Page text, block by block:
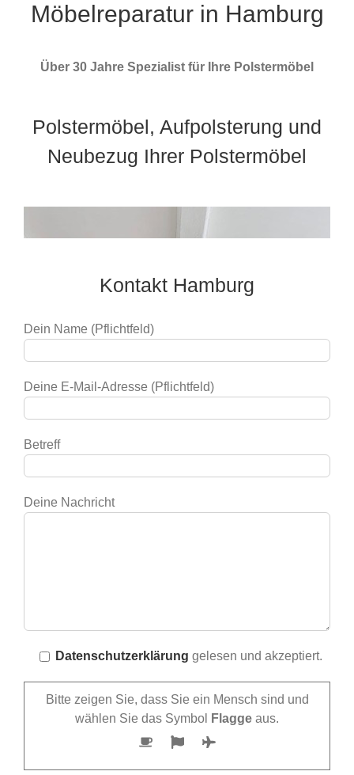
Möbelreparatur in Hamburg
Über 30 Jahre Spezialist für Ihre Polstermöbel
Polstermöbel, Aufpolsterung und
Neubezug Ihrer Polstermöbel
Kontakt Hamburg
Dein Name (Pflichtfeld)
Deine E-Mail-Adresse (Pflichtfeld)
Betreff
Deine Nachricht
Datenschutzerklärung gelesen und akzeptiert.
Bitte zeigen Sie, dass Sie ein Mensch sind und
wählen Sie das Symbol
Flagge aus.